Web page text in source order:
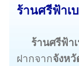
ร้านศรีฟ้าเ
ร้านศรีฟ้า
ฝากจากจังห